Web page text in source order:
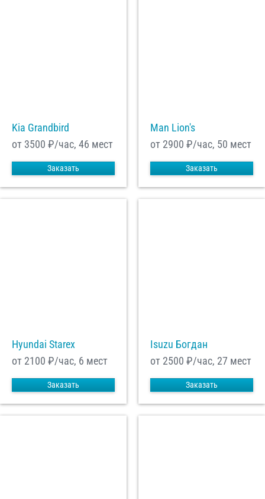
Kia Grandbird
от 3500 ₽/час, 46 мест
Заказать
Man Lion's
от 2900 ₽/час, 50 мест
Заказать
Hyundai Starex
от 2100 ₽/час, 6 мест
Заказать
Isuzu Богдан
от 2500 ₽/час, 27 мест
Заказать